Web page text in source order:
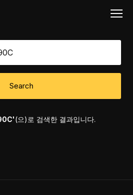
Search
(으)로 검색한 결과입니다.